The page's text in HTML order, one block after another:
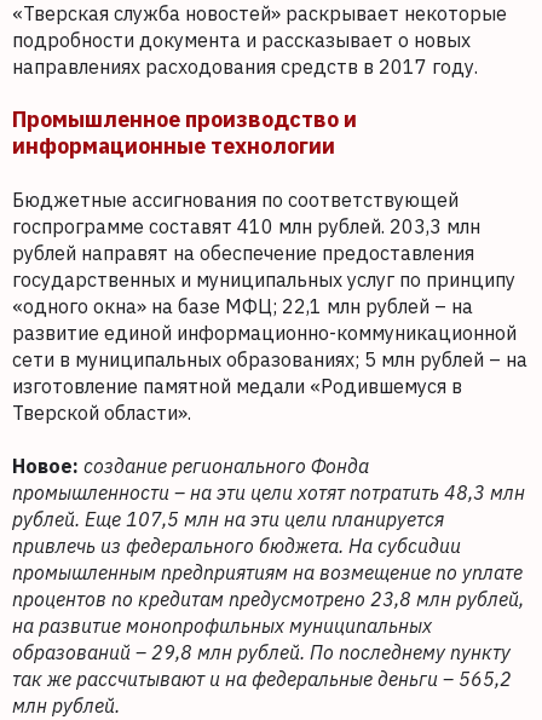
«Тверская служба новостей» раскрывает некоторые
подробности документа и рассказывает о новых
направлениях расходования средств в 2017 году.
Промышленное производство и
информационные технологии
Бюджетные ассигнования по соответствующей
госпрограмме составят 410 млн рублей. 203,3 млн
рублей направят на обеспечение предоставления
государственных и муниципальных услуг по принципу
«одного окна» на базе МФЦ; 22,1 млн рублей – на
развитие единой информационно-коммуникационной
сети в муниципальных образованиях; 5 млн рублей – на
изготовление памятной медали «Родившемуся в
Тверской области».
Новое: создание регионального Фонда
промышленности – на эти цели хотят потратить 48,3 млн
рублей. Еще 107,5 млн на эти цели планируется
привлечь из федерального бюджета. На субсидии
промышленным предприятиям на возмещение по уплате
процентов по кредитам предусмотрено 23,8 млн рублей,
на развитие монопрофильных муниципальных
образований – 29,8 млн рублей. По последнему пункту
так же рассчитывают и на федеральные деньги – 565,2
млн рублей.